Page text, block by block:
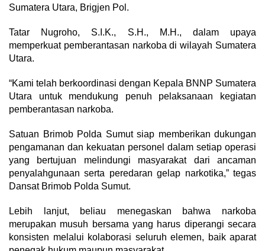
Sumatera Utara, Brigjen Pol.
Tatar Nugroho, S.I.K., S.H., M.H., dalam upaya
memperkuat pemberantasan narkoba di wilayah Sumatera
Utara.
“Kami telah berkoordinasi dengan Kepala BNNP Sumatera
Utara untuk mendukung penuh pelaksanaan kegiatan
pemberantasan narkoba.
Satuan Brimob Polda Sumut siap memberikan dukungan
pengamanan dan kekuatan personel dalam setiap operasi
yang bertujuan melindungi masyarakat dari ancaman
penyalahgunaan serta peredaran gelap narkotika,” tegas
Dansat Brimob Polda Sumut.
Lebih lanjut, beliau menegaskan bahwa narkoba
merupakan musuh bersama yang harus diperangi secara
konsisten melalui kolaborasi seluruh elemen, baik aparat